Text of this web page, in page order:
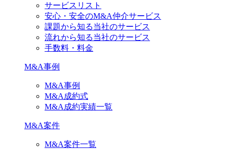
サービスリスト
安心・安全のM&A仲介サービス
課題から知る当社のサービス
流れから知る当社のサービス
手数料・料金
M&A事例
M&A事例
M&A成約式
M&A成約実績一覧
M&A案件
M&A案件一覧